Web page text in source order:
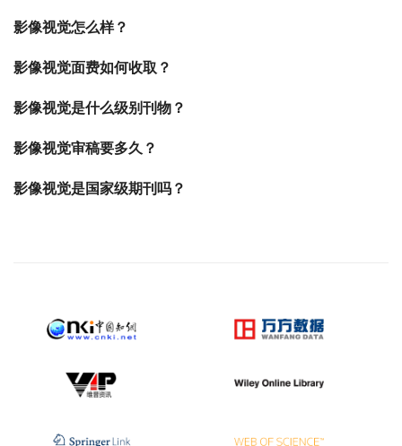
影像视觉怎么样？
影像视觉面费如何收取？
影像视觉是什么级别刊物？
影像视觉审稿要多久？
影像视觉是国家级期刊吗？